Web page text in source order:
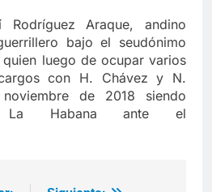
Araque, andino
bajo el seudónimo
quien luego de ocupar varios
con H. Chávez y N.
de 2018 siendo
La Habana ante el